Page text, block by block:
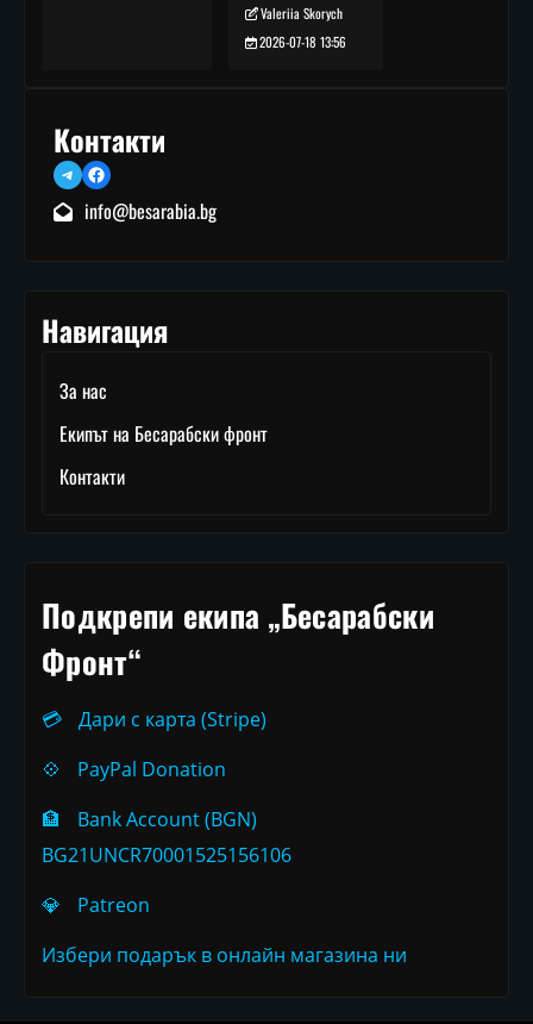
Valeriia Skorych
2026-07-18 13:56
Контакти
TelegramFacebook
info@besarabia.bg
Навигация
За нас
Екипът на Бесарабски фронт
Контакти
Подкрепи екипа „Бесарабски
Фронт“
💳
Дари с карта (Stripe)
💠
PayPal Donation
🏦
Bank Account (BGN)
BG21UNCR70001525156106
💎
Patreon
Избери подарък в онлайн магазина ни